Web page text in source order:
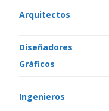
Arquitectos
Diseñadores
Gráficos
Ingenieros